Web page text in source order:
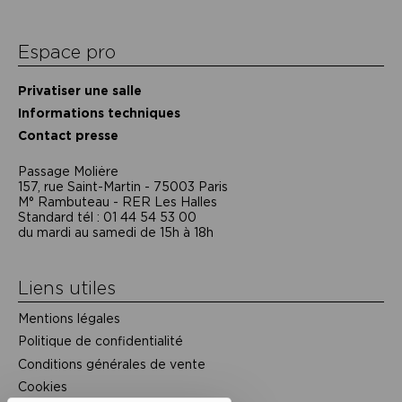
Espace pro
Privatiser une salle
Informations techniques
Contact presse
Passage Moliėre
157, rue Saint-Martin - 75003 Paris
M° Rambuteau - RER Les Halles
Standard tél : 01 44 54 53 00
du mardi au samedi de 15h à 18h
Liens utiles
Mentions légales
Politique de confidentialité
Conditions générales de vente
Cookies